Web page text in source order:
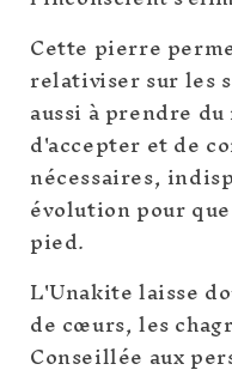
Cette pierre
relativiser sur les
aussi à prendre
d'accepter et de
nécessaires,
évolution pour
pied.
L'Unakite laisse
de cœurs, les
Conseillée aux